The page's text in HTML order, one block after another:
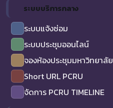
ระบบบริการกลาง
ระบบแจ้งซ่อม
ระบบประชุมออนไลน์
จองห้องประชุมมหาวิทยาลัย
Short URL PCRU
จัดการ PCRU TIMELINE